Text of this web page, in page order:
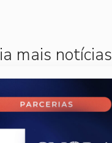
mais notícias